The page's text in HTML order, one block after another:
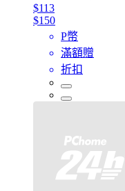
$113
$150
P幣
滿額贈
折扣